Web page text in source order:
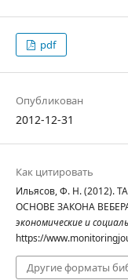
pdf
Опубликован
2012-12-31
Как цитировать
Ильясов, Ф. Н. (2012).
ОСНОВЕ ЗАКОНА
экономические и
https://
Другие форматы